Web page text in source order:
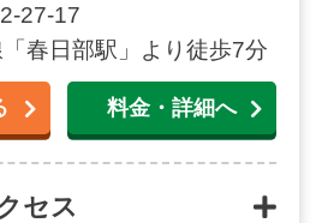
2-27-17
春日部駅」より徒歩7分
料金・詳細へ
セス